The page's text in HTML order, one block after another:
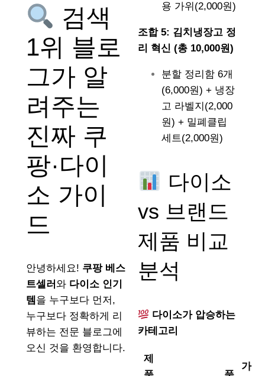
검색
1위 블로
그가 알
려주는
진짜 쿠
팡·다이
소 가이
드
안녕하세요! 쿠팡 베스
트셀러 와 다이소 인기
템 을 누구보다 먼저,
누구보다 정확하게 리
뷰하는 전문 블로그에
오신 것을 환영합니다.
용 가위(2,000원)
조합 5: 김치냉장고 정
리 혁신 (총 10,000원)
분할 정리함 6개
(6,000원) + 냉장
고 라벨지(2,000
원) + 밀폐클립
세트(2,000원)
다이소
vs 브랜드
제품 비교
분석
다이소가 압승하는
카테고리
제
가